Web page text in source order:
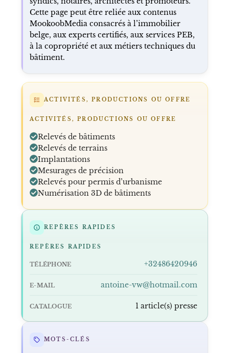
Cette page peut être reliée aux contenus
MookoobMedia consacrés à l’immobilier
belge, aux experts certifiés, aux services PEB,
à la copropriété et aux métiers techniques du
bâtiment.
ACTIVITÉS, PRODUCTIONS OU OFFRE
ACTIVITÉS, PRODUCTIONS OU OFFRE
Relevés de bâtiments
Relevés de terrains
Implantations
Mesurages de précision
Relevés pour permis d’urbanisme
Numérisation 3D de bâtiments
REPÈRES RAPIDES
REPÈRES RAPIDES
TÉLÉPHONE +32486420946
E-MAIL antoine-vw@hotmail.com
CATALOGUE 1 article(s) presse
MOTS-CLÉS